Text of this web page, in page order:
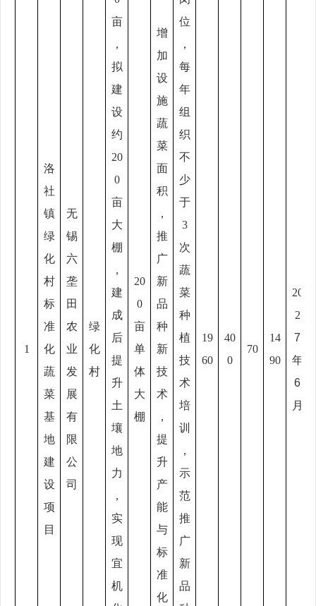
1
洛
社
镇
绿
化
村
标
准
化
蔬
菜
基
地
建
设
项
目
无
锡
六
垄
田
农
业
发
展
有
限
公
司
绿
化
村
亩
，
拟
建
设
约
20
0
亩
大
棚
，
建
成
后
提
升
土
壤
地
力
，
实
现
宜
机
20
0
亩
单
体
大
棚
增
加
设
施
蔬
菜
面
积
，
推
广
新
品
种
新
技
术
，
提
升
产
能
与
标
准
化
位
，
每
年
组
织
不
少
于
3
次
蔬
菜
种
植
技
术
培
训
，
示
范
推
广
新
品
19
60
40
0
70
14
90
20
2
7
年
6
月